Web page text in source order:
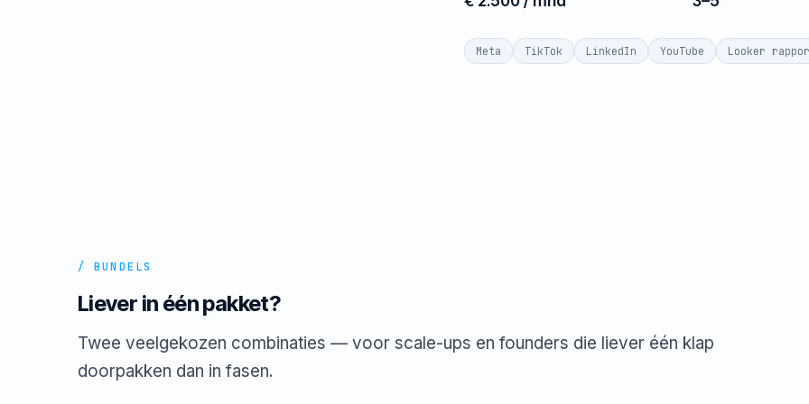
Meta TikTok LinkedIn YouTube Looker
/ BUNDELS
Liever in één pakket?
Twee veelgekozen combinaties — voor scale-ups en founders die liever één klap
doorpakken dan in fasen.